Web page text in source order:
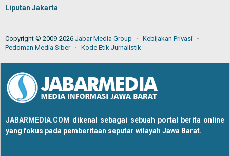
Liputan Jakarta
Copyright © 2009-2026 Jabar Media Group
Kebijakan Privasi
Pedoman Media Siber
Kode Etik Jurnalistik
JABARMEDIA.COM dikenal sebagai sebuah portal berita online
yang fokus pada pemberitaan seputar wilayah Jawa Barat.